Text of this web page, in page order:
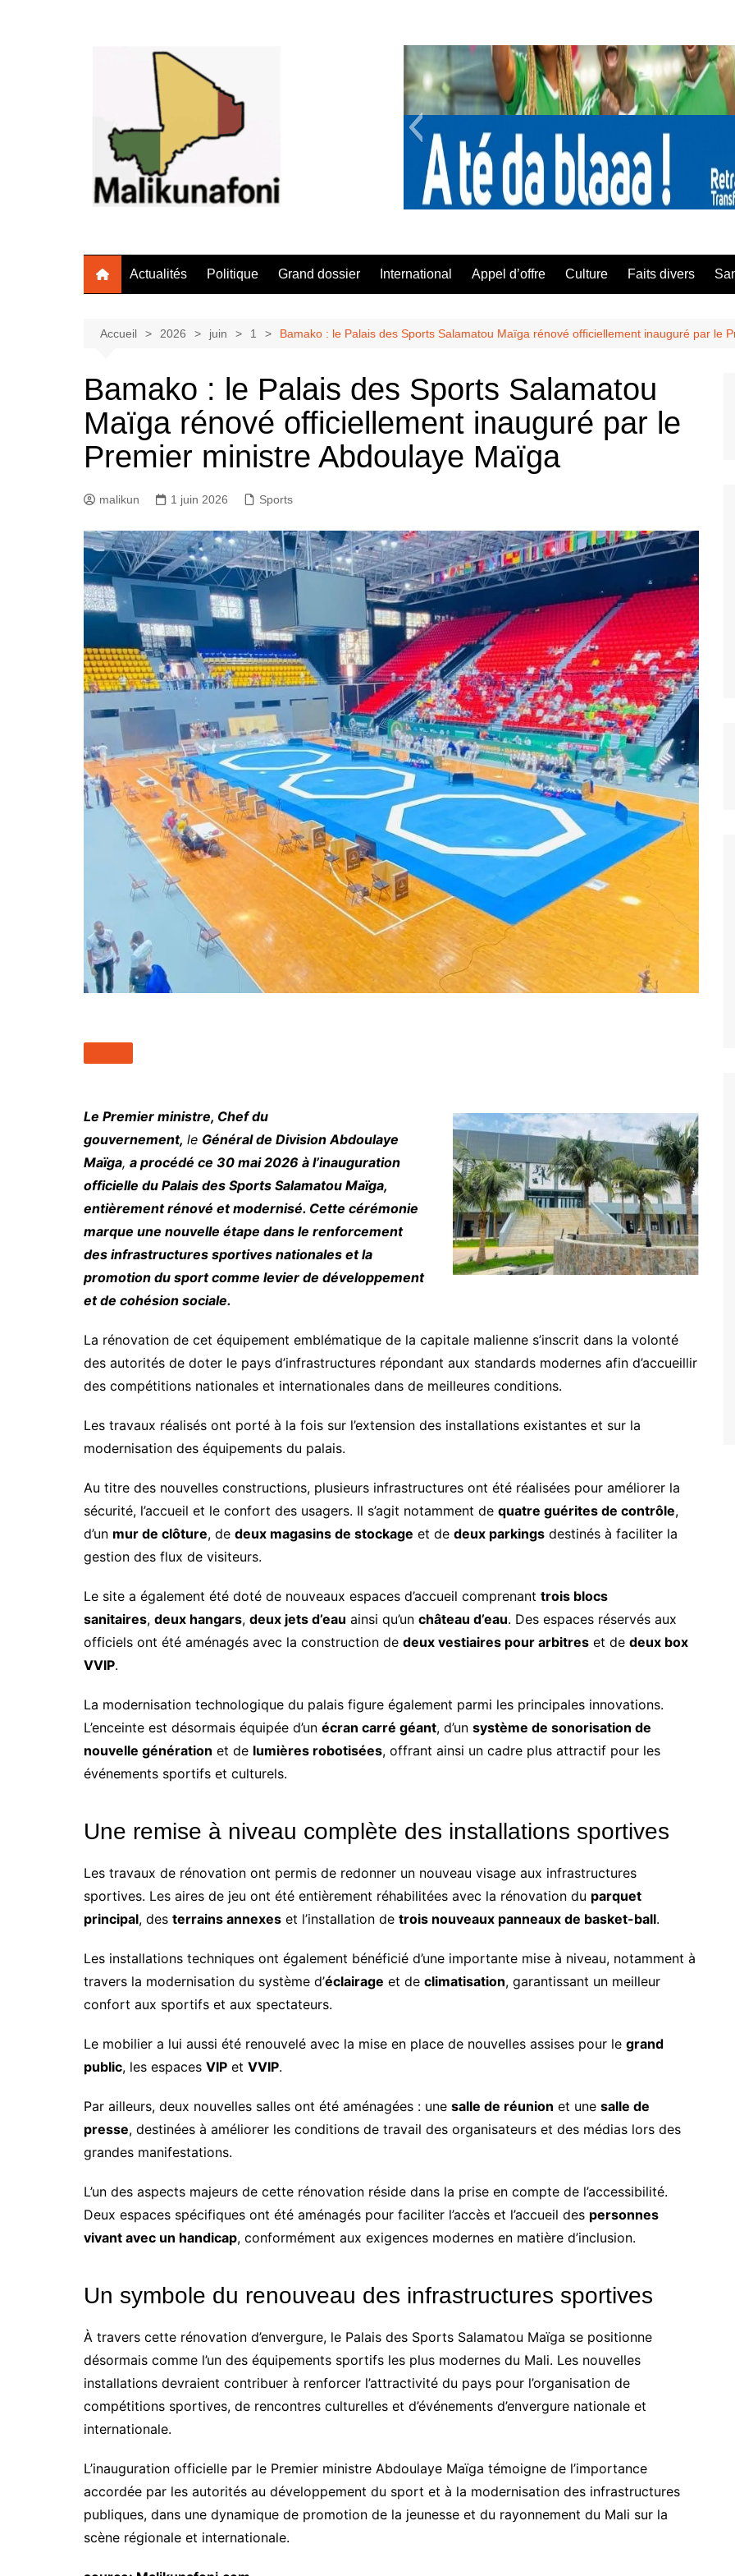
Bannière
Actualités Politique Grand dossier International Appel d’offre Culture Faits divers
Accueil 2026 juin 1 Bamako : le Palais des Sports Salamatou Maïga rénové officiellement inauguré par le
Bamako : le Palais des Sports Salamatou
Maïga rénové officiellement inauguré par le
Premier ministre Abdoulaye Maïga
malikun 1 juin 2026 Sports
Le Premier ministre, Chef du
gouvernement, le Général de Division Abdoulaye
Maïga, a procédé ce 30 mai 2026 à l’inauguration
officielle du Palais des Sports Salamatou Maïga,
entièrement rénové et modernisé. Cette cérémonie
marque une nouvelle étape dans le renforcement
des infrastructures sportives nationales et la
promotion du sport comme levier de développement
et de cohésion sociale.
La rénovation de cet équipement emblématique de la capitale malienne s’inscrit dans la volonté
des autorités de doter le pays d’infrastructures répondant aux standards modernes afin d’accueillir
des compétitions nationales et internationales dans de meilleures conditions.
Les travaux réalisés ont porté à la fois sur l’extension des installations existantes et sur la
modernisation des équipements du palais.
Au titre des nouvelles constructions, plusieurs infrastructures ont été réalisées pour améliorer la
sécurité, l’accueil et le confort des usagers. Il s’agit notamment de quatre guérites de contrôle,
d’un mur de clôture, de deux magasins de stockage et de deux parkings destinés à faciliter la
gestion des flux de visiteurs.
Le site a également été doté de nouveaux espaces d’accueil comprenant trois blocs
sanitaires, deux hangars, deux jets d’eau ainsi qu’un château d’eau. Des espaces réservés aux
officiels ont été aménagés avec la construction de deux vestiaires pour arbitres et de deux box
VVIP.
La modernisation technologique du palais figure également parmi les principales innovations.
L’enceinte est désormais équipée d’un écran carré géant, d’un système de sonorisation de
nouvelle génération et de lumières robotisées, offrant ainsi un cadre plus attractif pour les
événements sportifs et culturels.
Une remise à niveau complète des installations sportives
Les travaux de rénovation ont permis de redonner un nouveau visage aux infrastructures
sportives. Les aires de jeu ont été entièrement réhabilitées avec la rénovation du parquet
principal, des terrains annexes et l’installation de trois nouveaux panneaux de basket-ball.
Les installations techniques ont également bénéficié d’une importante mise à niveau, notamment à
travers la modernisation du système d’éclairage et de climatisation, garantissant un meilleur
confort aux sportifs et aux spectateurs.
Le mobilier a lui aussi été renouvelé avec la mise en place de nouvelles assises pour le grand
public, les espaces VIP et VVIP.
Par ailleurs, deux nouvelles salles ont été aménagées : une salle de réunion et une salle de
presse, destinées à améliorer les conditions de travail des organisateurs et des médias lors des
grandes manifestations.
L’un des aspects majeurs de cette rénovation réside dans la prise en compte de l’accessibilité.
Deux espaces spécifiques ont été aménagés pour faciliter l’accès et l’accueil des personnes
vivant avec un handicap, conformément aux exigences modernes en matière d’inclusion.
Un symbole du renouveau des infrastructures sportives
À travers cette rénovation d’envergure, le Palais des Sports Salamatou Maïga se positionne
désormais comme l’un des équipements sportifs les plus modernes du Mali. Les nouvelles
installations devraient contribuer à renforcer l’attractivité du pays pour l’organisation de
compétitions sportives, de rencontres culturelles et d’événements d’envergure nationale et
internationale.
L’inauguration officielle par le Premier ministre Abdoulaye Maïga témoigne de l’importance
accordée par les autorités au développement du sport et à la modernisation des infrastructures
publiques, dans une dynamique de promotion de la jeunesse et du rayonnement du Mali sur la
scène régionale et internationale.
cmss